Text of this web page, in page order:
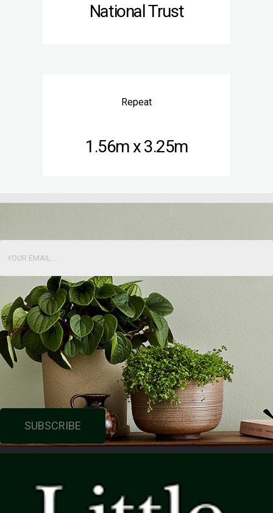
National Trust
Repeat
1.56m x 3.25m
SUBSCRIBE